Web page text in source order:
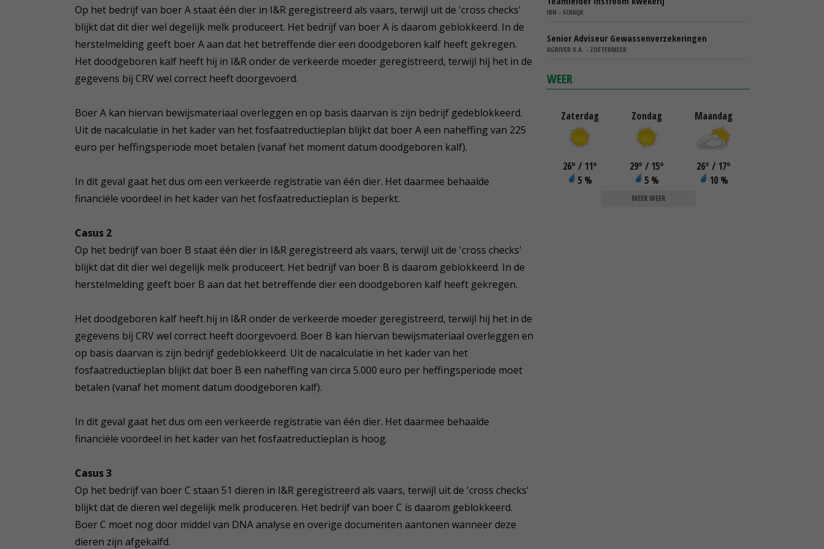
Op het bedrijf van boer A staat één dier in I&R geregistreerd als vaars, terwijl uit de 'cross checks'
blijkt dat dit dier wel degelijk melk produceert. Het bedrijf van boer A is daarom geblokkeerd. In de
herstelmelding geeft boer A aan dat het betreffende dier een doodgeboren kalf heeft gekregen.
Het doodgeboren kalf heeft hij in I&R onder de verkeerde moeder geregistreerd, terwijl hij het in de
gegevens bij CRV wel correct heeft doorgevoerd.
Boer A kan hiervan bewijsmateriaal overleggen en op basis daarvan is zijn bedrijf gedeblokkeerd.
Uit de nacalculatie in het kader van het fosfaatreductieplan blijkt dat boer A een naheffing van 225
euro per heffingsperiode moet betalen (vanaf het moment datum doodgeboren kalf).
In dit geval gaat het dus om een verkeerde registratie van één dier. Het daarmee behaalde
financiële voordeel in het kader van het fosfaatreductieplan is beperkt.
Casus 2
Op het bedrijf van boer B staat één dier in I&R geregistreerd als vaars, terwijl uit de 'cross checks'
blijkt dat dit dier wel degelijk melk produceert. Het bedrijf van boer B is daarom geblokkeerd. In de
herstelmelding geeft boer B aan dat het betreffende dier een doodgeboren kalf heeft gekregen.
Het doodgeboren kalf heeft hij in I&R onder de verkeerde moeder geregistreerd, terwijl hij het in de
gegevens bij CRV wel correct heeft doorgevoerd. Boer B kan hiervan bewijsmateriaal overleggen en
op basis daarvan is zijn bedrijf gedeblokkeerd. Uit de nacalculatie in het kader van het
fosfaatreductieplan blijkt dat boer B een naheffing van circa 5.000 euro per heffingsperiode moet
betalen (vanaf het moment datum doodgeboren kalf).
In dit geval gaat het dus om een verkeerde registratie van één dier. Het daarmee behaalde
financiële voordeel in het kader van het fosfaatreductieplan is hoog.
Casus 3
Op het bedrijf van boer C staan 51 dieren in I&R geregistreerd als vaars, terwijl uit de 'cross checks'
blijkt dat de dieren wel degelijk melk produceren. Het bedrijf van boer C is daarom geblokkeerd.
Boer C moet nog door middel van DNA analyse en overige documenten aantonen wanneer deze
dieren zijn afgekalfd.
IBN - SCHAIJK
Senior Adviseur Gewassenverzekeringen
AGRIVER U.A. - ZOETERMEER
WEER
Zaterdag
26° / 11°
5 %
Zondag
29° / 15°
5 %
Maandag
26° / 17°
10 %
MEER WEER